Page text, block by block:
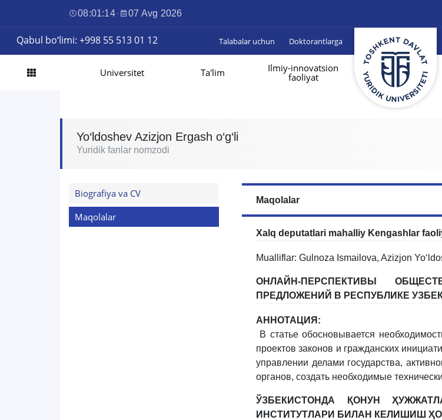
08:01:15 · 07 Avg 2026
Qabul bo‘limi: +998 55 513 01 12 Talabalar uchun Doktorantlarga
Universitet Ta'lim
Ilmiy-innovatsion
faoliyat
Yo‘ldoshev Azizjon Ergash o‘g‘li
Yuridik fanlar nomzodi
Biografiya va CV
Maqolalar
Maqolalar
Xalq deputatlari mahalliy Kengashlar
Mualliflar: Gulnoza Ismailova, Azizjon
ОНЛАЙН-ПЕРСПЕКТИВЫ
ПРЕДЛОЖЕНИЙ В РЕСПУБЛИКЕ
АННОТАЦИЯ:
В статье обосновывается
проектов законов и гражданских
управлении делами государства,
органов, создать необходимые
ЎЗБЕКИСТОНДА ҚОНУН
ИНСТИТУТЛАРИ БИЛАН КЕЛИШИШ